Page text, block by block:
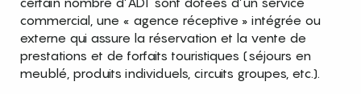
commercial, une « agence réceptive » intégrée ou
externe qui assure la réservation et la vente de
prestations et de forfaits touristiques (séjours en
meublé, produits individuels, circuits groupes, etc.).